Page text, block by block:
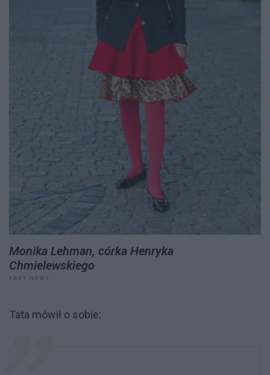
Monika Lehman, córka Henryka
Chmielewskiego
Tata mówił o sobie: